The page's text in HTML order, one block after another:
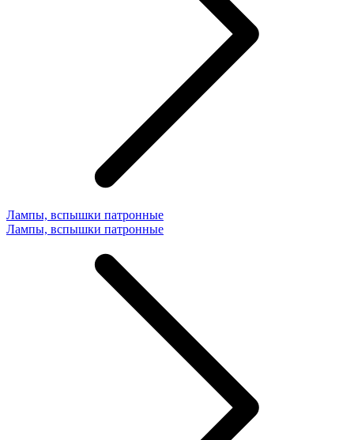
Лампы, вспышки патронные
Лампы, вспышки патронные